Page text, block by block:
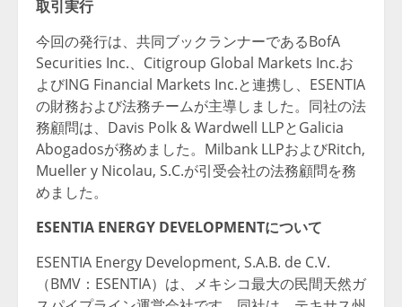
取引実行
今回の発行は、共同ブックランナーであるBofA
Securities Inc.、Citigroup Global Markets Inc.お
よびING Financial Markets Inc.と連携し、ESENTIA
の財務および法務チームが主導しました。同社の法
務顧問は、Davis Polk & Wardwell LLPとGalicia
Abogadosが務めました。Milbank LLPおよびRitch,
Mueller y Nicolau, S.C.が引受会社の法務顧問を務
めました。
ESENTIA ENERGY DEVELOPMENTについて
ESENTIA Energy Development, S.A.B. de C.V.
（BMV：ESENTIA）は、メキシコ最大の民間天然ガ